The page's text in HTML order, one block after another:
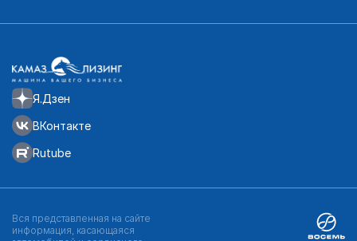
Я.Дзен
ВКонтакте
Rutube
Вся представленная на сайте
информация, касающаяся